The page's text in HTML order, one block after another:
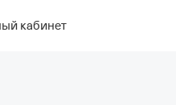
кабинет